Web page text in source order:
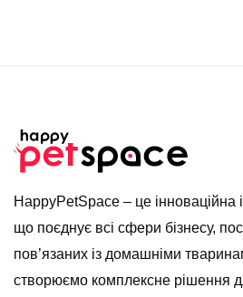
HappyPetSpace – це інноваційна
що поєднує всі сфери бізнесу,
пов’язаних із домашніми
створюємо комплексне рішення